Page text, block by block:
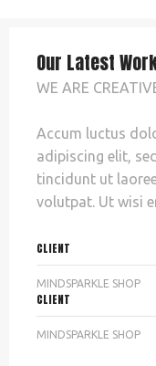
Our Latest
WE ARE
Accum luctus
adipiscing elit,
tincidunt ut
volutpat. Ut wisi
CLIENT
MINDSPARKLE SHOP
CLIENT
MINDSPARKLE SHOP